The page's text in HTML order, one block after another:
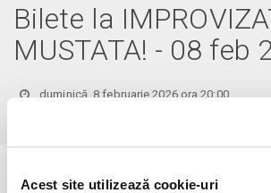
Acest site utilizează cookie-uri
Bilete la
MUSTATA! - 08 feb
duminică, 8 februarie 2026 ora 20:00
Evenimentul a expirat.